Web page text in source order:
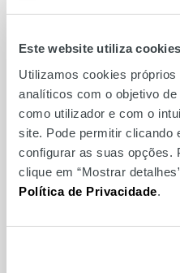
Este website utiliza cookies
Utilizamos cookies
analíticos com o objetivo
como utilizador e com o
site. Pode permitir clicando
configurar as suas opções.
clique em “Mostrar
Política de Privacidade.
Make & Take